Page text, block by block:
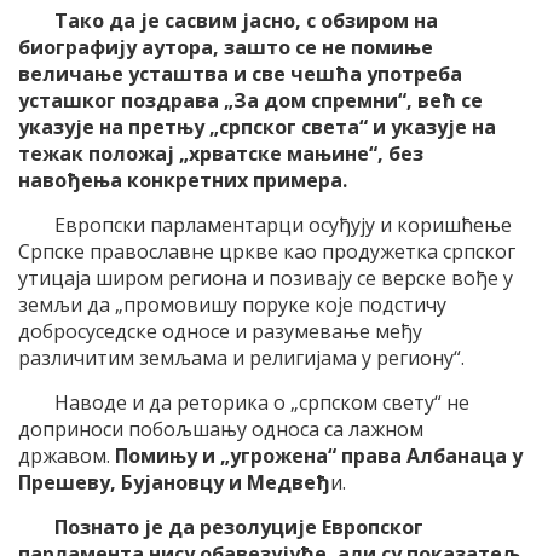
Тако да је сасвим јасно, с обзиром на
биографију аутора, зашто се не помиње
величање усташтва и све чешћа употреба
усташког поздрава „За дом спремни“, већ се
указује на претњу „српског света“ и указује на
тежак положај „хрватске мањине“, без
навођења конкретних примера.
Европски парламентарци осуђују и коришћење
Српске православне цркве као продужетка српског
утицаја широм региона и позивају се верске вође у
земљи да „промовишу поруке које подстичу
добросуседске односе и разумевање међу
различитим земљама и религијама у региону“.
Наводе и да реторика о „српском свету“ не
доприноси побољшању односа са лажном
државом. Помињу и „угрожена“ права Албанаца у
Прешеву, Бујановцу и Медвеђи.
Познато је да резолуције Европског